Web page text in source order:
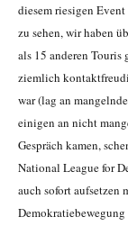
diesem riesigen
zu sehen, wir haben
als 15 anderen Touris
ziemlich
war (lag an
einigen an nicht
Gespräch kamen,
National League for
auch sofort